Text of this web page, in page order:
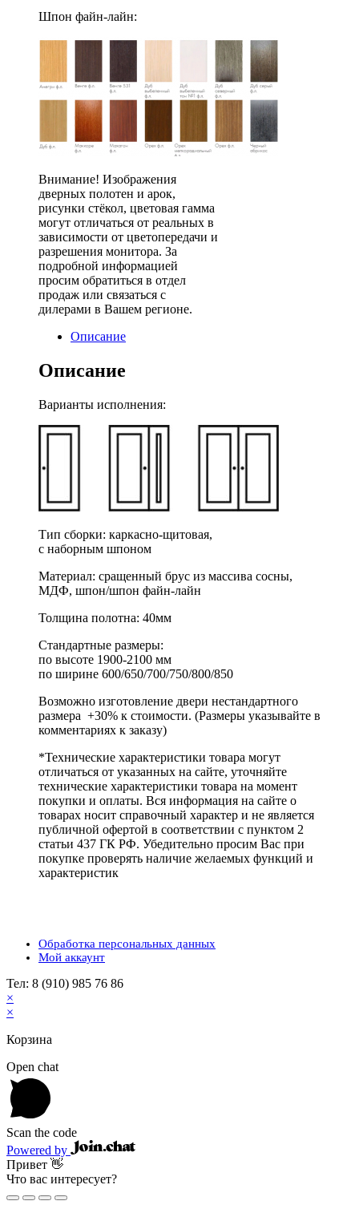
Шпон файн-лайн:
Внимание! Изображения
дверных полотен и арок,
рисунки стёкол, цветовая гамма
могут отличаться от реальных в
зависимости от цветопередачи и
разрешения монитора. За
подробной информацией
просим обратиться в отдел
продаж или связаться с
дилерами в Вашем регионе.
Описание
Описание
Варианты исполнения:
Тип сборки: каркасно-щитовая,
с наборным шпоном
Материал: сращенный брус из массива сосны,
МДФ, шпон/шпон файн-лайн
Толщина полотна: 40мм
Стандартные размеры:
по высоте 1900-2100 мм
по ширине 600/650/700/750/800/850
Возможно изготовление двери нестандартного
размера +30% к стоимости. (Размеры указывайте в
комментариях к заказу)
*Технические характеристики товара могут
отличаться от указанных на сайте, уточняйте
технические характеристики товара на момент
покупки и оплаты. Вся информация на сайте о
товарах носит справочный характер и не является
публичной офертой в соответствии с пунктом 2
статьи 437 ГК РФ. Убедительно просим Вас при
покупке проверять наличие желаемых функций и
характеристик
Обработка персональных данных
Мой аккаунт
Тел: 8 (910) 985 76 86
×
×
Корзина
Open chat
Scan the code
Powered by
Привет 👋
Что вас интересует?